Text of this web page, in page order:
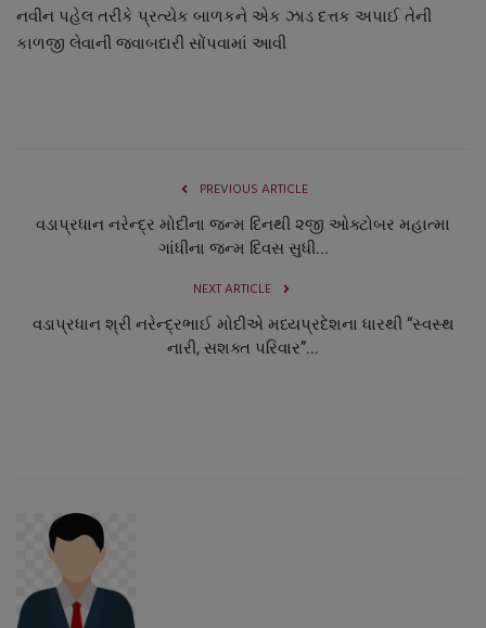
રાશિફળ
નવીન પહેલ તરીકે પ્રત્યેક બાળકને એક ઝાડ દત્તક અપાઈ તેની
કાળજી લેવાની જવાબદારી સોંપવામાં આવી
PREVIOUS ARTICLE
વડાપ્રધાન નરેન્દ્ર મોદીના જન્મ દિનથી ૨જી ઓક્ટોબર મહાત્મા
ગાંધીના જન્મ દિવસ સુધી...
NEXT ARTICLE
વડાપ્રધાન શ્રી નરેન્દ્રભાઈ મોદીએ મધ્યપ્રદેશના ધારથી “સ્વસ્થ
નારી, સશક્ત પરિવાર”...